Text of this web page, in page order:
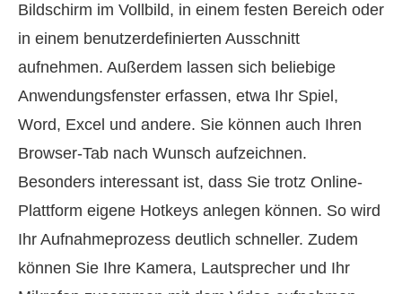
Bildschirm im Vollbild, in einem festen Bereich oder
in einem benutzerdefinierten Ausschnitt
aufnehmen. Außerdem lassen sich beliebige
Anwendungsfenster erfassen, etwa Ihr Spiel,
Word, Excel und andere. Sie können auch Ihren
Browser-Tab nach Wunsch aufzeichnen.
Besonders interessant ist, dass Sie trotz Online-
Plattform eigene Hotkeys anlegen können. So wird
Ihr Aufnahmeprozess deutlich schneller. Zudem
können Sie Ihre Kamera, Lautsprecher und Ihr